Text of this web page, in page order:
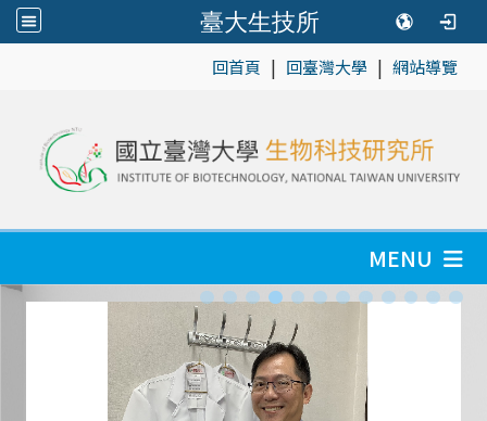
臺大生技所
回首頁 | 回臺灣大學 | 網站導覽
MENU